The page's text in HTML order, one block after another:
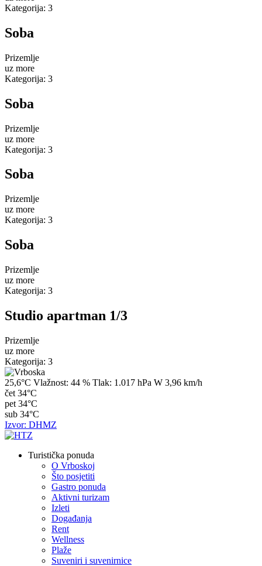
Kategorija: 3
Soba
Prizemlje
uz more
Kategorija: 3
Soba
Prizemlje
uz more
Kategorija: 3
Soba
Prizemlje
uz more
Kategorija: 3
Soba
Prizemlje
uz more
Kategorija: 3
Studio apartman 1/3
Prizemlje
uz more
Kategorija: 3
25,6°C Vlažnost: 44 % Tlak: 1.017 hPa W 3,96 km/h
čet 34°C
pet 34°C
sub 34°C
Izvor: DHMZ
Turistička ponuda
O Vrboskoj
Što posjetiti
Gastro ponuda
Aktivni turizam
Izleti
Događanja
Rent
Wellness
Plaže
Suveniri i suvenirnice